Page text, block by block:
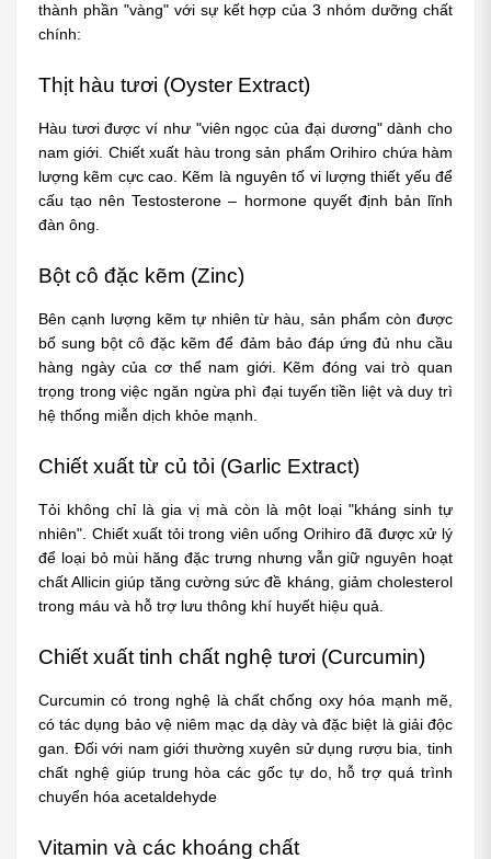
thành phần "vàng" với sự kết hợp của 3 nhóm dưỡng chất
chính:
Thịt hàu tươi (Oyster Extract)
Hàu tươi được ví như "viên ngọc của đại dương" dành cho
nam giới. Chiết xuất hàu trong sản phẩm Orihiro chứa hàm
lượng kẽm cực cao. Kẽm là nguyên tố vi lượng thiết yếu để
cấu tạo nên Testosterone – hormone quyết định bản lĩnh
đàn ông.
Bột cô đặc kẽm (Zinc)
Bên cạnh lượng kẽm tự nhiên từ hàu, sản phẩm còn được
bổ sung bột cô đặc kẽm để đảm bảo đáp ứng đủ nhu cầu
hàng ngày của cơ thể nam giới. Kẽm đóng vai trò quan
trọng trong việc ngăn ngừa phì đại tuyến tiền liệt và duy trì
hệ thống miễn dịch khỏe mạnh.
Chiết xuất từ củ tỏi (Garlic Extract)
Tỏi không chỉ là gia vị mà còn là một loại "kháng sinh tự
nhiên". Chiết xuất tỏi trong viên uống Orihiro đã được xử lý
để loại bỏ mùi hăng đặc trưng nhưng vẫn giữ nguyên hoạt
chất Allicin giúp tăng cường sức đề kháng, giảm cholesterol
trong máu và hỗ trợ lưu thông khí huyết hiệu quả.
Chiết xuất tinh chất nghệ tươi (Curcumin)
Curcumin có trong nghệ là chất chống oxy hóa mạnh mẽ,
có tác dụng bảo vệ niêm mạc dạ dày và đặc biệt là giải độc
gan. Đối với nam giới thường xuyên sử dụng rượu bia, tinh
chất nghệ giúp trung hòa các gốc tự do, hỗ trợ quá trình
chuyển hóa acetaldehyde
Vitamin và các khoáng chất